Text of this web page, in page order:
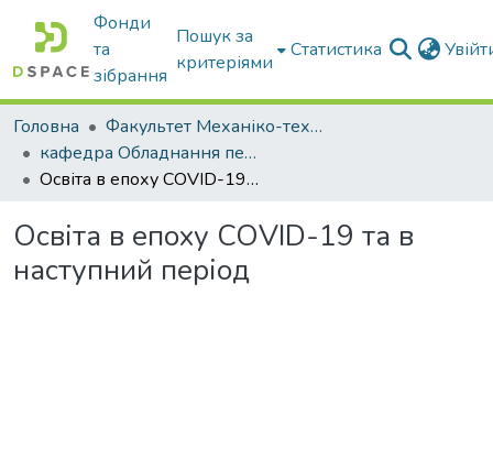
Фонди
та
зібрання
Пошук за
критеріями
Статистика
Головна
Факультет Механіко-технологічний
кафедра Обладнання переробних і харчових виробництв ім. професора Ф.Ю. Ялпачика
Освіта в епоху COVID-19 та в наступний період
Освіта в епоху COVID-19 та в
наступний період